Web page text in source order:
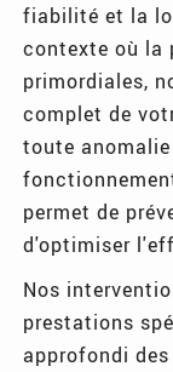
fiabilité et la
contexte où la
primordiales,
complet de
toute
permet de
d'optimiser
Nos
prestations
approfondi